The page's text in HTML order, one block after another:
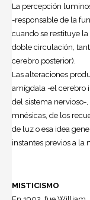
La percepción
-responsable de la
cuando se restituye
doble circulación,
cerebro posterior).
Las alteraciones
amígdala -el cerebro
del sistema nervioso-
mnésicas, de los
de luz o esa idea
instantes previos a la
MISTICISMO